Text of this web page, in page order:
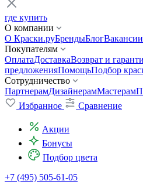
где купить
О компании
О Краски.руБрендыБлогВакансии
Покупателям
ОплатаДоставкаВозврат и
предложенияПомощьПодбор
Сотрудничество
ПартнерамДизайнерамМастерам
Избранное
Сравнение
Акции
Бонусы
Подбор цвета
+7 (495) 505-61-05